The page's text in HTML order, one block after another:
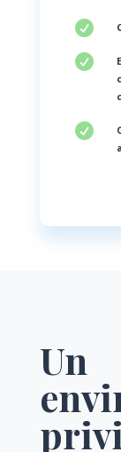



Un